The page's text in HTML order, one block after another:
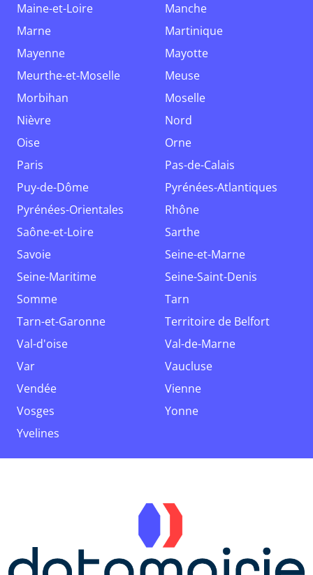
Maine-et-Loire
Manche
Marne
Martinique
Mayenne
Mayotte
Meurthe-et-Moselle
Meuse
Morbihan
Moselle
Nièvre
Nord
Oise
Orne
Paris
Pas-de-Calais
Puy-de-Dôme
Pyrénées-Atlantiques
Pyrénées-Orientales
Rhône
Saône-et-Loire
Sarthe
Savoie
Seine-et-Marne
Seine-Maritime
Seine-Saint-Denis
Somme
Tarn
Tarn-et-Garonne
Territoire de Belfort
Val-d'oise
Val-de-Marne
Var
Vaucluse
Vendée
Vienne
Vosges
Yonne
Yvelines